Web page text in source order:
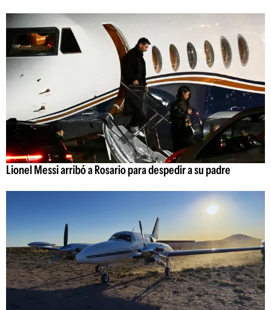
Lionel Messi arribó a Rosario para despedir a su padre